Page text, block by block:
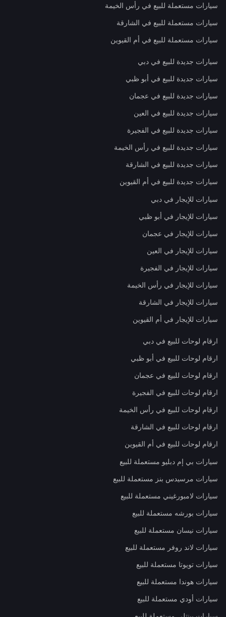
سيارات مستعملة للبيع في رأس الخيمة
سيارات مستعملة للبيع في الشارقة
سيارات مستعملة للبيع في أم القيوين
سيارات جديدة للبيع في دبي
سيارات جديدة للبيع في أبو ظبي
سيارات جديدة للبيع في عجمان
سيارات جديدة للبيع في العين
سيارات جديدة للبيع في الفجيرة
سيارات جديدة للبيع في رأس الخيمة
سيارات جديدة للبيع في الشارقة
سيارات جديدة للبيع في أم القيوين
سيارات للإيجار في دبي
سيارات للإيجار في أبو ظبي
سيارات للإيجار في عجمان
سيارات للإيجار في العين
سيارات للإيجار في الفجيرة
سيارات للإيجار في رأس الخيمة
سيارات للإيجار في الشارقة
سيارات للإيجار في أم القيوين
ارقام لوحات للبيع في دبي
ارقام لوحات للبيع في أبو ظبي
ارقام لوحات للبيع في عجمان
ارقام لوحات للبيع في الفجيرة
ارقام لوحات للبيع في رأس الخيمة
ارقام لوحات للبيع في الشارقة
ارقام لوحات للبيع في أم القيوين
سيارات بي إم دبليو مستعملة للبيع
سيارات مرسيدس بنز مستعملة للبيع
سيارات لامبورغيني مستعملة للبيع
سيارات بورشه مستعملة للبيع
سيارات نيسان مستعملة للبيع
سيارات لاند روفر مستعملة للبيع
سيارات تويوتا مستعملة للبيع
سيارات هوندا مستعملة للبيع
سيارات أودي مستعملة للبيع